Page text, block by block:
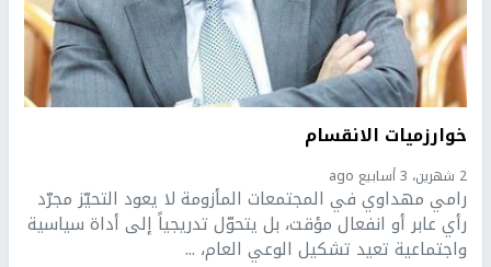
خوارزميات الانقسام
2 شهرين، 3 أسابيع ago
رامي مهداوي في المجتمعات المأزومة لا يعود التحيّز مجرّد
رأي عابر أو انفعال مؤقت، بل يتحوّل تدريجياً إلى أداة سياسية
واجتماعية تعيد تشكيل الوعي العام، ...